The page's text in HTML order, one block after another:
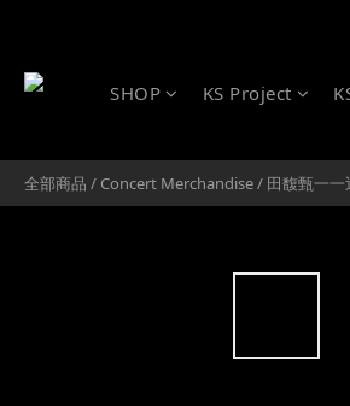
SHOP KS Project
全部商品 / Concert Merchandise/ 田馥甄一